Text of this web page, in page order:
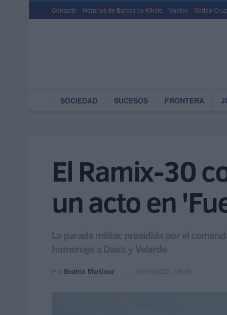
Contacto Horarios de Barcos by Kikoto Vuelos Sorteo
SOCIEDAD SUCESOS FRONTERA
El Ramix-30
un acto en
La parada militar, presidida por el
homenaje a Daoiz y Velarde
Por Beatriz Martínez 03/05/2023 - 08:30